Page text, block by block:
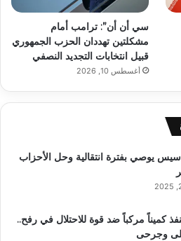
سي أن أن”: ترامب أمام
مشكلتين تهددان الحزب الجمهوري
قبيل انتخابات التجديد النصفي
أغسطس 10, 2026
يوصي بفترة انتقالية وحل الأحزاب
كميناً مركباً ضد قوة للاحتلال في رفح..
وجرحى